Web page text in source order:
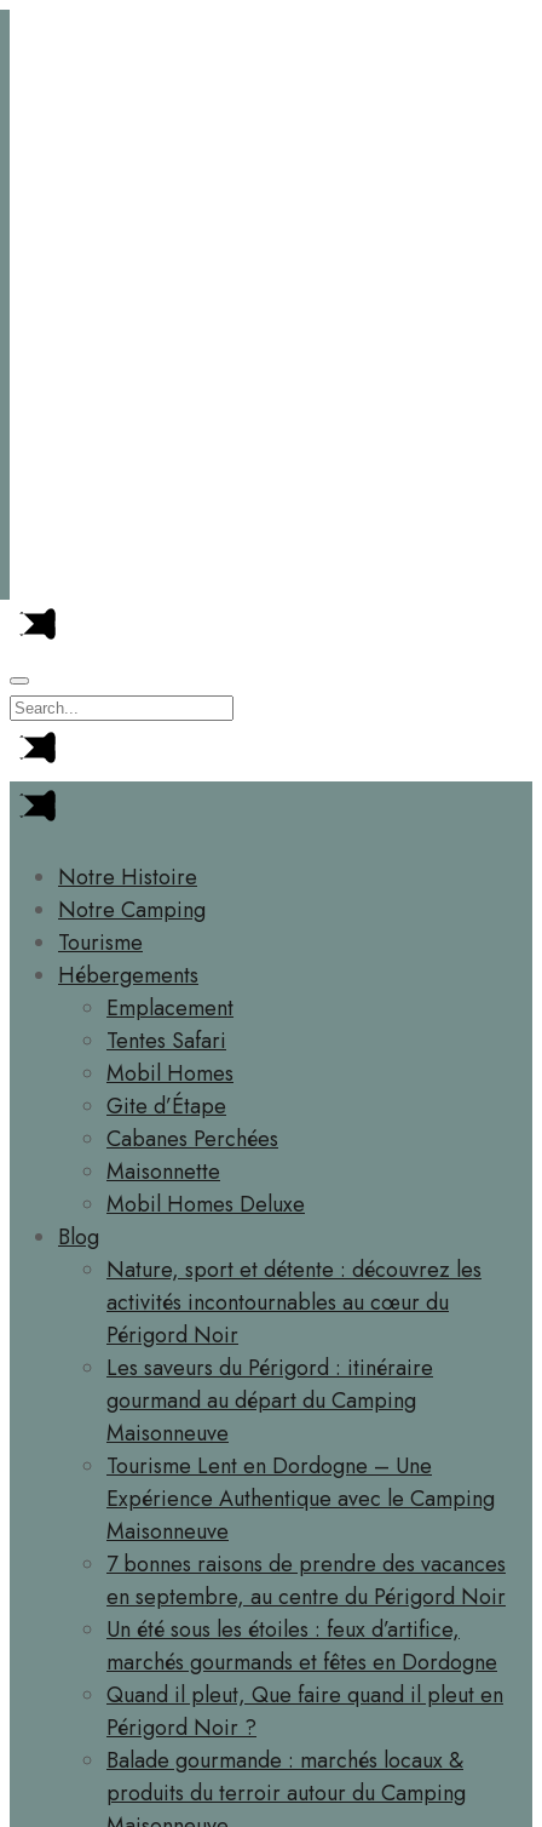
Notre Histoire
Notre Camping
Tourisme
Hébergements
Emplacement
Tentes Safari
Mobil Homes
Gite d’Étape
Cabanes Perchées
Maisonnette
Mobil Homes Deluxe
Blog
Nature, sport et détente : découvrez les
activités incontournables au cœur du
Périgord Noir
Les saveurs du Périgord : itinéraire
gourmand au départ du Camping
Maisonneuve
Tourisme Lent en Dordogne – Une
Expérience Authentique avec le Camping
Maisonneuve
7 bonnes raisons de prendre des vacances
en septembre, au centre du Périgord Noir
Un été sous les étoiles : feux d’artifice,
marchés gourmands et fêtes en Dordogne
Quand il pleut, Que faire quand il pleut en
Périgord Noir ?
Balade gourmande : marchés locaux &
produits du terroir autour du Camping